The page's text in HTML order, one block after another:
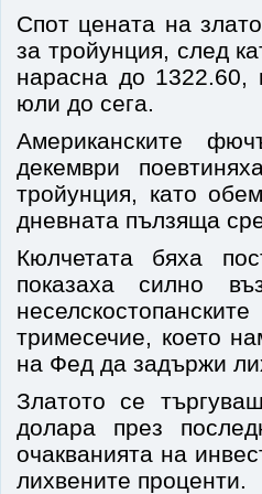
Спот цената на
за тройунция, след
нарасна до 1322.60,
юли до сега.
Американските
декември
тройунция, като
дневната пълзяща
Кюлчетата бяха
показаха силно
тримесечие, което
на Фед да задържи
Златото се
долара през
очакванията на
лихвените проценти.